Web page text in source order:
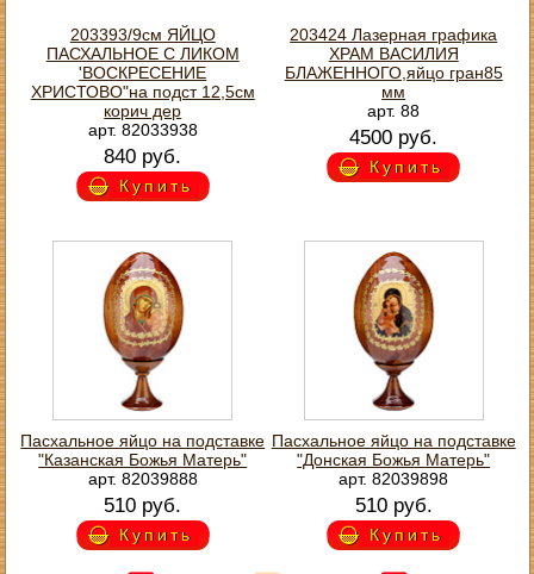
203393/9см ЯЙЦО
ПАСХАЛЬНОЕ С ЛИКОМ
'ВОСКРЕСЕНИЕ
ХРИСТОВО"на подст 12,5см
корич дер
арт. 82033938
840 руб.
Купить
203424 Лазерная графика
ХРАМ ВАСИЛИЯ
БЛАЖЕННОГО,яйцо гран85
мм
арт. 88
4500 руб.
Купить
Пасхальное яйцо на подставке
"Казанская Божья Матерь"
арт. 82039888
510 руб.
Купить
Пасхальное яйцо на подставке
"Донская Божья Матерь"
арт. 82039898
510 руб.
Купить